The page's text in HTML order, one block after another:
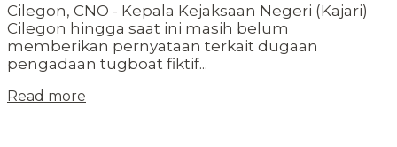
Cilegon, CNO - Kepala Kejaksaan Negeri (Kajari)
Cilegon hingga saat ini masih belum
memberikan pernyataan terkait dugaan
pengadaan tugboat fiktif...
Read more